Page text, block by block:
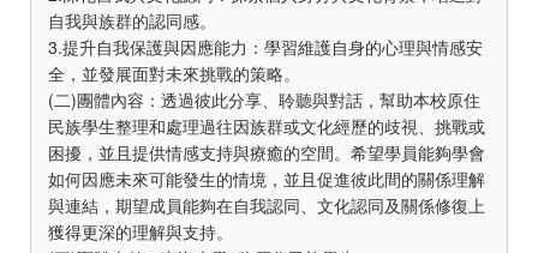
自我與族群的認同感。
3.提升自我保護與因應能力：學習維護自身的心理與情感安
全，並發展面對未來挑戰的策略。
(二)團體內容：透過彼此分享、聆聽與對話，幫助本校原住
民族學生整理和處理過往因族群或文化經歷的歧視、挑戰或
困擾，並且提供情感支持與療癒的空間。希望學員能夠學會
如何因應未來可能發生的情境，並且促進彼此間的關係理解
與連結，期望成員能夠在自我認同、文化認同及關係修復上
獲得更深的理解與支持。